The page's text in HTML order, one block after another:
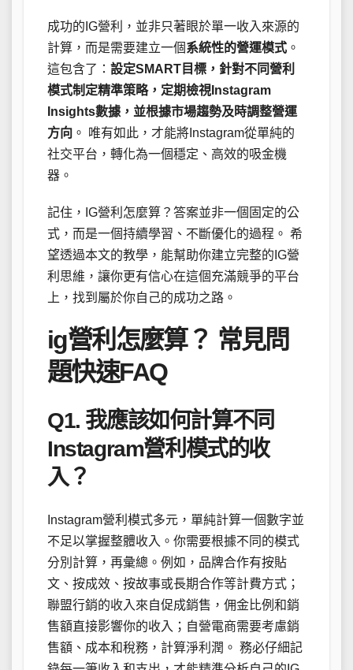
成功的IG營利，並非只著眼於單一收入來源的
計算，而是需要建立一個系統性的營運模式 。
這包含了： 設定SMART目標，針對不同營利
模式制定精準策略，定期檢視Instagram
Insights數據，並根據市場趨勢及時調整營運
方向 。 唯有如此，才能將Instagram從單純的
社交平台，轉化為一個穩定、高效的吸金機
器。
記住，IG營利怎麼算？答案並非一個固定的公
式，而是一個持續學習、不斷優化的過程。 希
望透過本文的教學，能幫助你建立完整的IG營
利思維，讓你更有信心在這個充滿競爭的平台
上，找到屬於你自己的成功之路。
ig營利怎麼算？ 常見問
題快速FAQ
Q1. 我應該如何計算不同
Instagram營利模式的收
入？
Instagram營利模式多元，單純計算一個數字並
不足以掌握整體收入。你需要根據不同的模式
分別計算，再彙總。例如，品牌合作有按貼
文、按成效、按故事或長期合作等計費方式；
聯盟行銷的收入來自促成銷售，佣金比例和銷
售額直接影響你的收入；自營電商需要考慮銷
售額、成本和稅務，計算淨利潤。 務必仔細記